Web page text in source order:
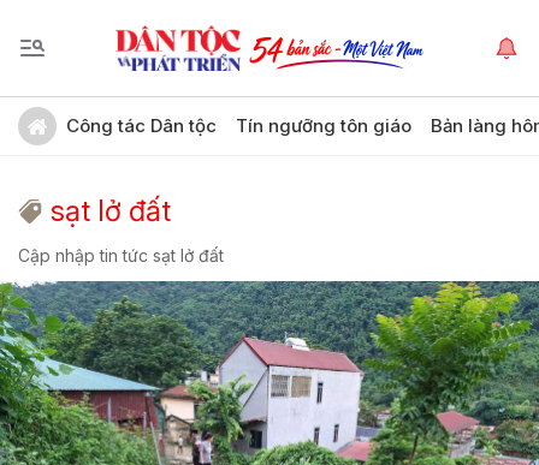
Công tác Dân tộc Tín ngưỡng tôn giáo Bản làng
sạt lở đất
Cập nhập tin tức sạt lở đất